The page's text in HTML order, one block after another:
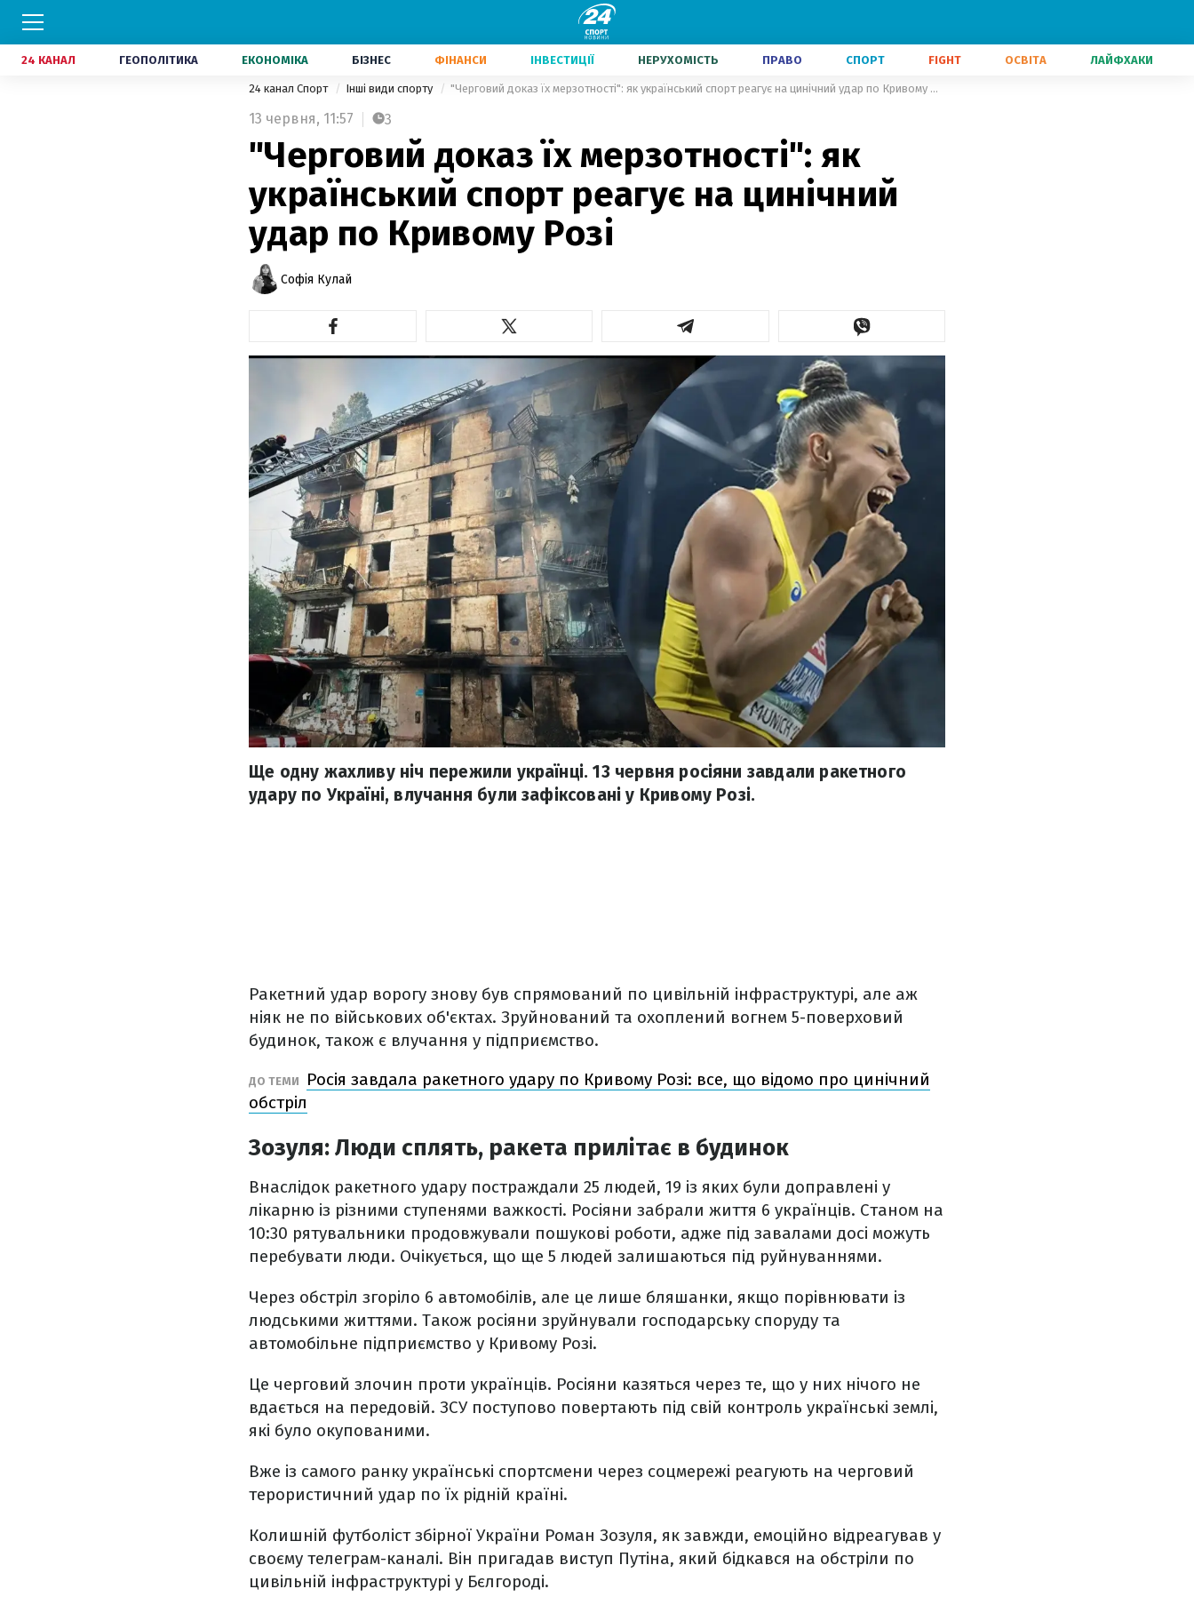
24 КАНАЛ ГЕОПОЛІТИКА ЕКОНОМІКА БІЗНЕС ФІНАНСИ ІНВЕСТИЦІЇ НЕРУХОМІСТЬ ПРАВО СПОРТ FIGHT ОСВІТА ЛАЙФХАКИ
24 канал Спорт Інші види спорту "Черговий доказ їх мерзотності": як український спорт реагує на цинічний удар по Кривому Розі
13 червня, 11:57 3
"Черговий доказ їх мерзотності": як
український спорт реагує на цинічний
удар по Кривому Розі
Софія Кулай
Ще одну жахливу ніч пережили українці. 13 червня росіяни завдали ракетного
удару по Україні, влучання були зафіксовані у Кривому Розі.
Ракетний удар ворогу знову був спрямований по цивільній інфраструктурі, але аж
ніяк не по військових об'єктах. Зруйнований та охоплений вогнем 5-поверховий
будинок, також є влучання у підприємство.
ДО ТЕМИ
Росія завдала ракетного удару по Кривому Розі: все, що відомо про цинічний
обстріл
Зозуля: Люди сплять, ракета прилітає в будинок
Внаслідок ракетного удару постраждали 25 людей, 19 із яких були доправлені у
лікарню із різними ступенями важкості. Росіяни забрали життя 6 українців. Станом на
10:30 рятувальники продовжували пошукові роботи, адже під завалами досі можуть
перебувати люди. Очікується, що ще 5 людей залишаються під руйнуваннями.
Через обстріл згоріло 6 автомобілів, але це лише бляшанки, якщо порівнювати із
людськими життями. Також росіяни зруйнували господарську споруду та
автомобільне підприємство у Кривому Розі.
Це черговий злочин проти українців. Росіяни казяться через те, що у них нічого не
вдається на передовій. ЗСУ поступово повертають під свій контроль українські землі,
які було окупованими.
Вже із самого ранку українські спортсмени через соцмережі реагують на черговий
терористичний удар по їх рідній країні.
Колишній футболіст збірної України Роман Зозуля, як завжди, емоційно відреагував у
своєму телеграм-каналі. Він пригадав виступ Путіна, який бідкався на обстріли по
цивільній інфраструктурі у Бєлгороді.